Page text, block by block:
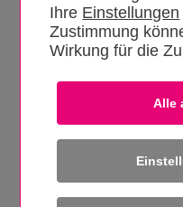
Ihre Einstellungen
Zustimmung
Wirkung für die